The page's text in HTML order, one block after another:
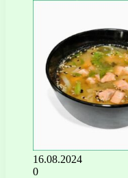
16.08.2024
0